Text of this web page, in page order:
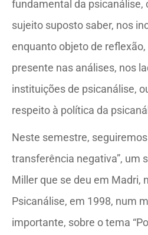
fundamental da psicanálise,
sujeito suposto saber, nos
enquanto objeto de
presente nas análises, nos
instituições de psicanálise,
respeito à política da
Neste semestre, seguiremos
transferência negativa”, um
Miller que se deu em Madri,
Psicanálise, em 1998, num
importante, sobre o tema